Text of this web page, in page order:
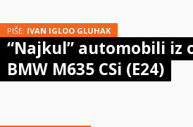
PIŠE: IVAN IGLOO GLUHAK
“Najkul” automobili iz
BMW M635 CSi (E24)